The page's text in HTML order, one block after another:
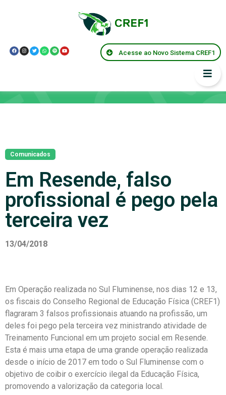
Acesse ao Novo Sistema CREF1
Comunicados
Em Resende, falso
profissional é pego pela
terceira vez
13/04/2018
Em Operação realizada no Sul Fluminense, nos dias 12 e 13,
os fiscais do Conselho Regional de Educação Física (CREF1)
flagraram 3 falsos profissionais atuando na profissão, um
deles foi pego pela terceira vez ministrando atividade de
Treinamento Funcional em um projeto social em Resende.
Esta é mais uma etapa de uma grande operação realizada
desde o início de 2017 em todo o Sul Fluminense com o
objetivo de coibir o exercício ilegal da Educação Física,
promovendo a valorização da categoria local.